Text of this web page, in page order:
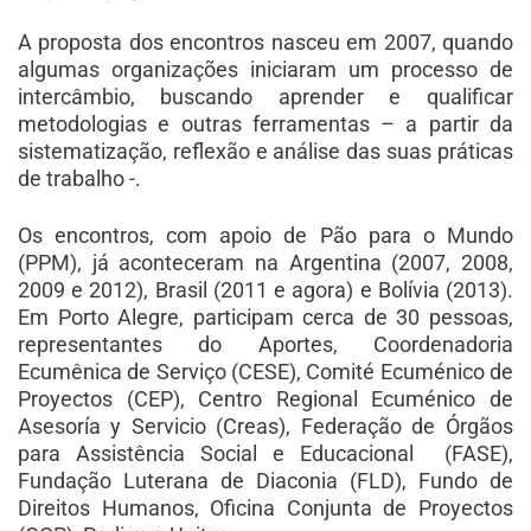
A proposta dos encontros nasceu em 2007, quando
algumas organizações iniciaram um processo de
intercâmbio, buscando aprender e qualificar
metodologias e outras ferramentas – a partir da
sistematização, reflexão e análise das suas práticas
de trabalho -.
Os encontros, com apoio de Pão para o Mundo
(PPM), já aconteceram na Argentina (2007, 2008,
2009 e 2012), Brasil (2011 e agora) e Bolívia (2013).
Em Porto Alegre, participam cerca de 30 pessoas,
representantes do Aportes, Coordenadoria
Ecumênica de Serviço (CESE), Comité Ecuménico de
Proyectos (CEP), Centro Regional Ecuménico de
Asesoría y Servicio (Creas), Federação de Órgãos
para Assistência Social e Educacional (FASE),
Fundação Luterana de Diaconia (FLD), Fundo de
Direitos Humanos, Oficina Conjunta de Proyectos